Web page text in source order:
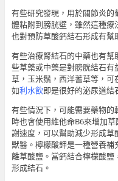
有些研究發現，用於關節炎
體粘附到膀胱壁，雖然這種療
也對預防草酸鈣結石形成有幫
有些治療腎結石的中藥也有
些草藥或中藥是對膀胱結石
草，玉米鬚，西洋蓍草等，
如利水飲即是很好的泌尿道結
有些情況下，可能需要藥物
時也會使用維他命B6來增加
謝速度，可以幫助減少形成
獸醫。檸檬酸鉀是一種營養
離草酸鹽。當鈣結合檸檬酸
形成結石。